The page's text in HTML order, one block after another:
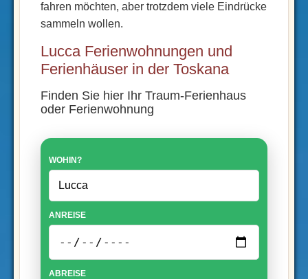
fahren möchten, aber trotzdem viele Eindrücke
sammeln wollen.
Lucca Ferienwohnungen und
Ferienhäuser in der Toskana
Finden Sie hier Ihr Traum-Ferienhaus
oder Ferienwohnung
WOHIN?
ANREISE
ABREISE